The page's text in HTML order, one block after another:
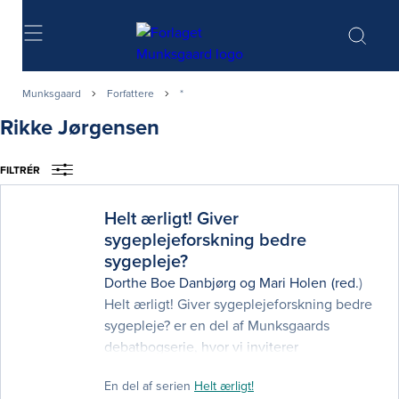
Søg
Munksgaard Forfattere *
Rikke Jørgensen
FILTRÉR
Helt ærligt! Giver
sygeplejeforskning bedre
sygepleje?
Dorthe Boe Danbjørg og Mari Holen (red.)
Helt ærligt! Giver sygeplejeforskning bedre
sygepleje? er en del af Munksgaards
debatbogserie, hvor vi inviterer
forskellige baggrunde, tilgange og
En del af serien Helt ærligt!